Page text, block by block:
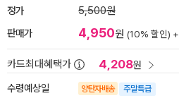
정가 5,500원
판매가 4,950원 (10% 할인) +
카드최대혜택가 4,208원
수령예상일 양탄자배송 주말특급